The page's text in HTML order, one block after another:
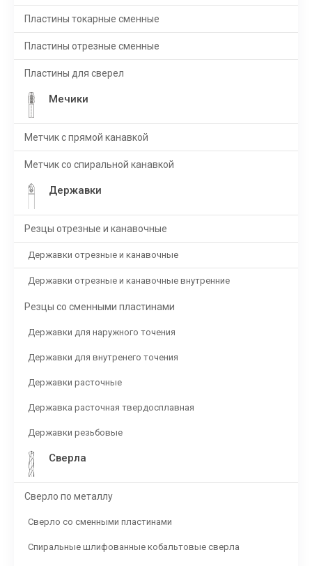
Пластины токарные сменные
Пластины отрезные сменные
Пластины для сверел
Мечики
Метчик с прямой канавкой
Метчик со спиральной канавкой
Державки
Резцы отрезные и канавочные
Державки отрезные и канавочные
Державки отрезные и канавочные внутренние
Резцы со сменными пластинами
Державки для наружного точения
Державки для внутренего точения
Державки расточные
Державка расточная твердосплавная
Державки резьбовые
Сверла
Сверло по металлу
Сверло со сменными пластинами
Спиральные шлифованные кобальтовые сверла